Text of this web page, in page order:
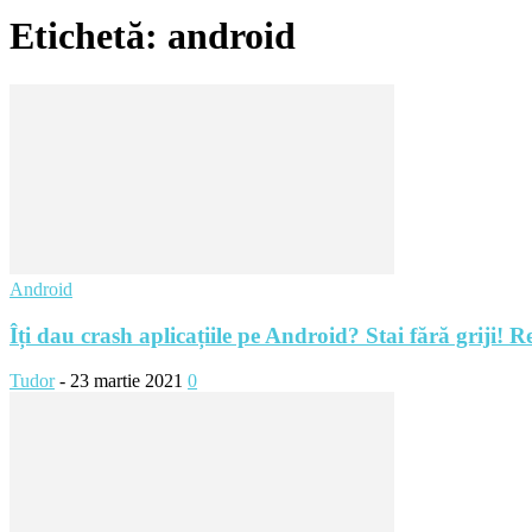
Etichetă: android
Android
Îți dau crash aplicațiile pe Android? Stai fără griji!
Tudor - 23 martie 2021 0